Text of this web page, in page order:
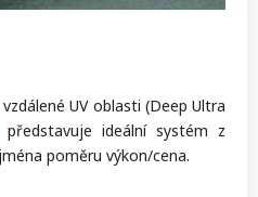
UV oblasti (Deep Ultra
představuje ideální systém z
poměru výkon/cena.